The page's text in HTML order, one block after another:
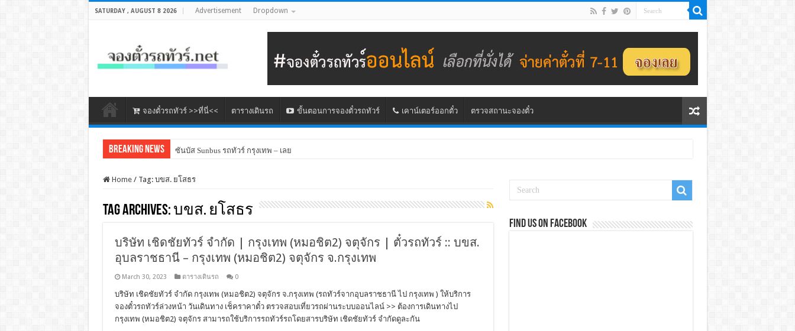
SATURDAY , AUGUST 8 2026 Advertisement Dropdown
จองตั๋วรถทัวร์ >>ที่นี่<< ตารางเดินรถ ขั้นตอนการจองตั๋วรถทัวร์ เคาน์เตอร์ออกตั๋ว ตรวจสถานะจองตั๋ว
Breaking News ซันบัส Sunbus รถทัวร์ กรุงเทพ – เลย
Home / Tag: บขส. ยโสธร
Tag Archives: บขส. ยโสธร
บริษัท เชิดชัยทัวร์ จำกัด | กรุงเทพ (หมอชิต2) จตุจักร | ตั๋วรถทัวร์ :: บขส.
อุบลราชธานี – กรุงเทพ (หมอชิต2) จตุจักร จ.กรุงเทพ
March 30, 2023 ตารางเดินรถ 0
บริษัท เชิดชัยทัวร์ จำกัด กรุงเทพ (หมอชิต2) จตุจักร จ.กรุงเทพ (รถทัวร์จากอุบลราชธานี ไป กรุงเทพ ) ให้บริการ
จองตั๋วรถทัวร์ล่วงหน้า วันเดินทาง เช็คราคาตั๋ว ตรวจสอบเที่ยวรถผ่านระบบออนไลน์ >> ต้องการเดินทางไป
กรุงเทพ (หมอชิต2) จตุจักร สามารถใช้บริการรถทัวร์รถโดยสารบริษัท เชิดชัยทัวร์ จำกัดดูละกัน
Find us on Facebook